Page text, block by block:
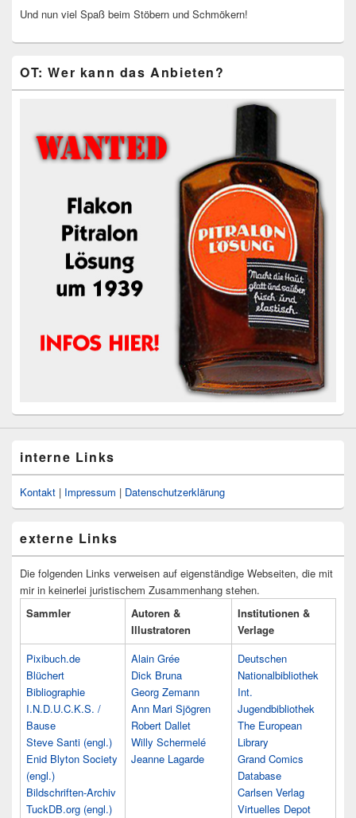
Und nun viel Spaß beim Stöbern und Schmökern!
OT: Wer kann das Anbieten?
interne Links
Kontakt | Impressum | Datenschutzerklärung
externe Links
Die folgenden Links verweisen auf eigenständige Webseiten, die mit
mir in keinerlei juristischem Zusammenhang stehen.
Sammler
Autoren &
Illustratoren
Institutionen &
Verlage
Pixibuch.de
Blüchert
Bibliographie
I.N.D.U.C.K.S. /
Bause
Steve Santi (engl.)
Enid Blyton Society
(engl.)
Bildschriften-Archiv
TuckDB.org (engl.)
Alain Grée
Dick Bruna
Georg Zemann
Ann Mari Sjögren
Robert Dallet
Willy Schermelé
Jeanne Lagarde
Deutschen
Nationalbibliothek
Int.
Jugendbibliothek
The European
Library
Grand Comics
Database
Carlsen Verlag
Virtuelles Depot